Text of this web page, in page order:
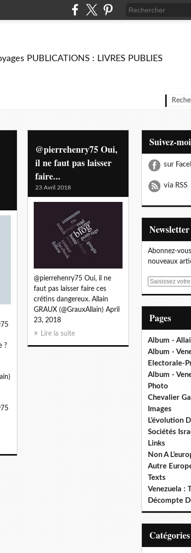
PUBLICATIONS : LIVRES PUBLIES
?
@pierrehenry75 Oui,
il ne faut pas laisser
faire...
23 Avril 2018
@pierrehenry75 Oui, il ne
faut pas laisser faire ces
crétins dangereux. Allain
GRAUX (@GrauxAllain) April
23, 2018
Lire la suite
Suivez-moi
sur
via RSS
Newsletter
Abonnez-
nouveaux
E
Pages
Album -
Album -
Electorale-
Album -
Photo
Chevalier
Images
L’évolution
Sociétés
Links
Non A
Autre
Texts
Venezuela :
Décompte
Catégories